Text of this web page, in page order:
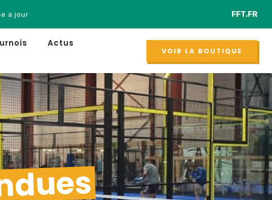
classement de padel homme et femme FFT.FR
Actus
VOIR LA BOUTIQUE